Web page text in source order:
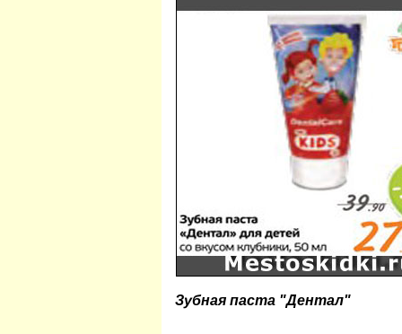
Зубная паста "Дентал"